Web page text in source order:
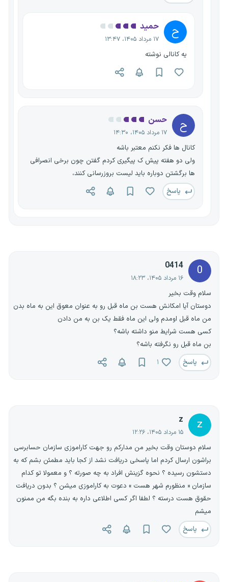
ح حمید
۱۷ مرداد ۱۴۰۵، ۱۳:۴۷
یه کانالی نوشته
ح حسن
۱۷ مرداد ۱۴۰۵، ۱۴:۳۰
کانال ها فکر نکنم معتبر باشه
ولی دو هفته پیش ک پیگیری کردم گفتن چون برخی انصرافی
ها برگشتن دوباره باید لیست بروزرسانی کنند،
پاسخ
0
0414
۱۶ مرداد ۱۴۰۵، ۱۸:۲۳
سلام وقت بخیر
دوستان آیا امکانش هست بن ماه قبل رو به عنوان معوق این به ماه بدن
من ماه قبل اومدم ولی این ماه فقط یک بن به من دادن
کسی هست شرایط منو داشته باشه؟
بن ماه قبل رو نگرفته باشه؟
پاسخ
۱
z
z
۱۵ مرداد ۱۴۰۵، ۱۲:۲۶
سلام دوستان وقت بخیر من مدارکم رو جهت کاراموزی سازمان حسابرسی
براشون ارسال کردم اما پاسخی دریافت نشد از کجا باید مطمئن بشم که به
دستشون رسیده ؟ نحوه گزینش افراد به چه صورته ؟ و معمولا تو کدام
سازمان « منظورم شهر هست » دعوت به کاراموزی میشن ؟ بدون دریافت
حقوق هست درسته ؟ لطفا اگر کسی اطلاعی داره به بنده بگه من ممنون
میشم
پاسخ